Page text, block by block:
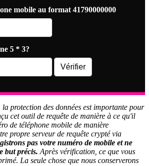
mobile au format 41790000000
5 * 3?
la protection des données est importante pour
cet outil de requête de manière à ce qu'il
de téléphone mobile de manière
propre serveur de requête crypté via
pas votre numéro de mobile et ne
but précis. Après vérification, ce que vous
La seule chose que nous conserverons